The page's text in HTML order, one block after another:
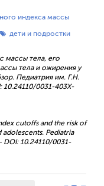
индекса массы
дети и подростки
массы тела, его
тела и ожирения у
Педиатрия им. Г.Н.
10.24110/0031-403X-
cutoffs and the risk of
Pediatria
DOI: 10.24110/0031-